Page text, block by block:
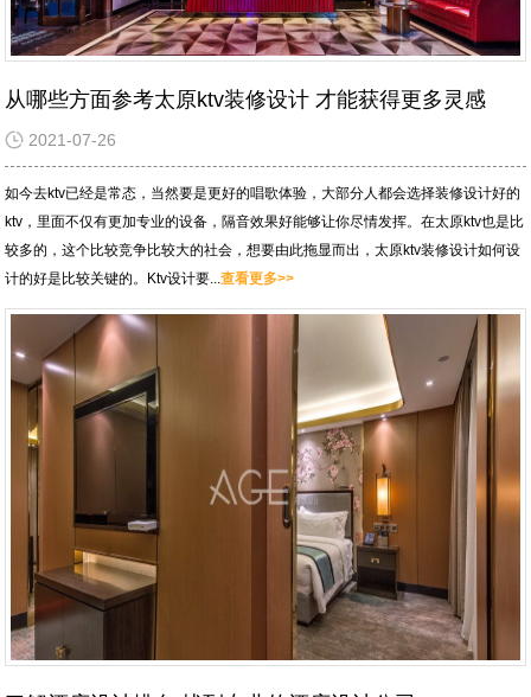
从哪些方面参考太原ktv装修设计 才能获得更多灵感
2021-07-26
如今去ktv已经是常态，当然要是更好的唱歌体验，大部分人都会选择装修设计好的
ktv，里面不仅有更加专业的设备，隔音效果好能够让你尽情发挥。在太原ktv也是比
较多的，这个比较竞争比较大的社会，想要由此拖显而出，太原ktv装修设计如何设
计的好是比较关键的。Ktv设计要...查看更多>>